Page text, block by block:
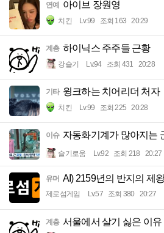
연예 아이브 장원영
치킨 Lv.99 조회 163 20:29
계층 하이닉스 주주들 근황
강슬기 Lv.94 조회 431 20:28
기타 윙크하는 치어리더 처자
치킨 Lv.99 조회 225 20:28
이슈 자동화기계가 많아지는
슬기로움 Lv.92 조회 218 20:27
유머 AI) 2159년의 반지의 제왕
제로섬게임 Lv.57 조회 380 20:27
계층 서울에서 살기 싫은 이유